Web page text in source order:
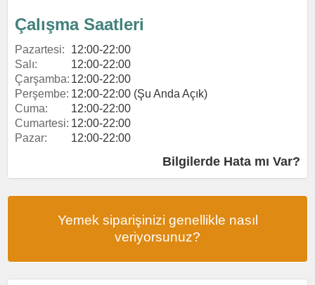
Çalışma Saatleri
Pazartesi:
12:00-22:00
Salı:
12:00-22:00
Çarşamba: 12:00-22:00
Perşembe: 12:00-22:00 (Şu Anda Açık)
Cuma:
12:00-22:00
Cumartesi: 12:00-22:00
Pazar:
12:00-22:00
Bilgilerde Hata mı Var?
Yemek siparişinizi genellikle nasıl
veriyorsunuz?